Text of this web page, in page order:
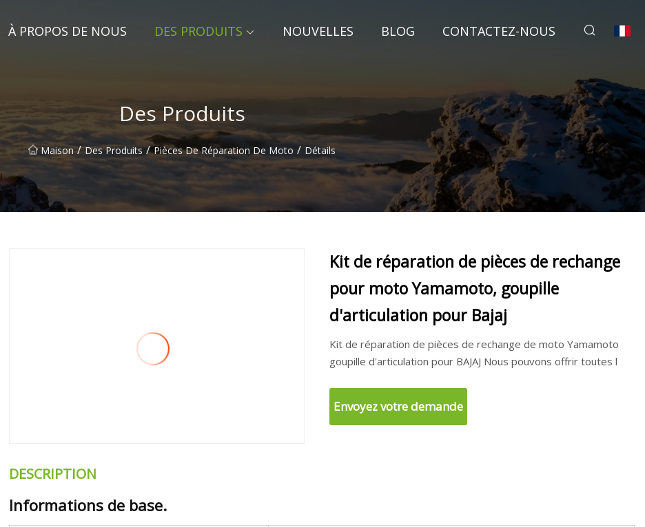
À PROPOS DE NOUS DES PRODUITS NOUVELLES BLOG CONTACTEZ-NOUS
Des Produits
Maison / Des Produits / Pièces De Réparation De Moto / Détails
Kit de réparation de pièces de rechange
pour moto Yamamoto, goupille
d'articulation pour Bajaj
Kit de réparation de pièces de rechange de moto Yamamoto
goupille d'articulation pour BAJAJ Nous pouvons offrir toutes l
Envoyez votre demande
DESCRIPTION
Informations de base.